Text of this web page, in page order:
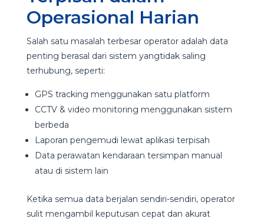
Operasional Harian
Salah satu masalah terbesar operator adalah data
penting berasal dari sistem yangtidak saling
terhubung, seperti:
GPS tracking menggunakan satu platform
CCTV & video monitoring menggunakan sistem
berbeda
Laporan pengemudi lewat aplikasi terpisah
Data perawatan kendaraan tersimpan manual
atau di sistem lain
Ketika semua data berjalan sendiri-sendiri, operator
sulit mengambil keputusan cepat dan akurat